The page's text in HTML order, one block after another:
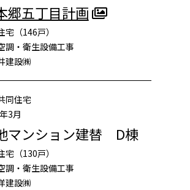
郷五丁目計画
宅（146戸）
調・衛生設備工事
建設㈱
同住宅
3月
マンション建替 D棟
宅（130戸）
調・衛生設備工事
建設㈱